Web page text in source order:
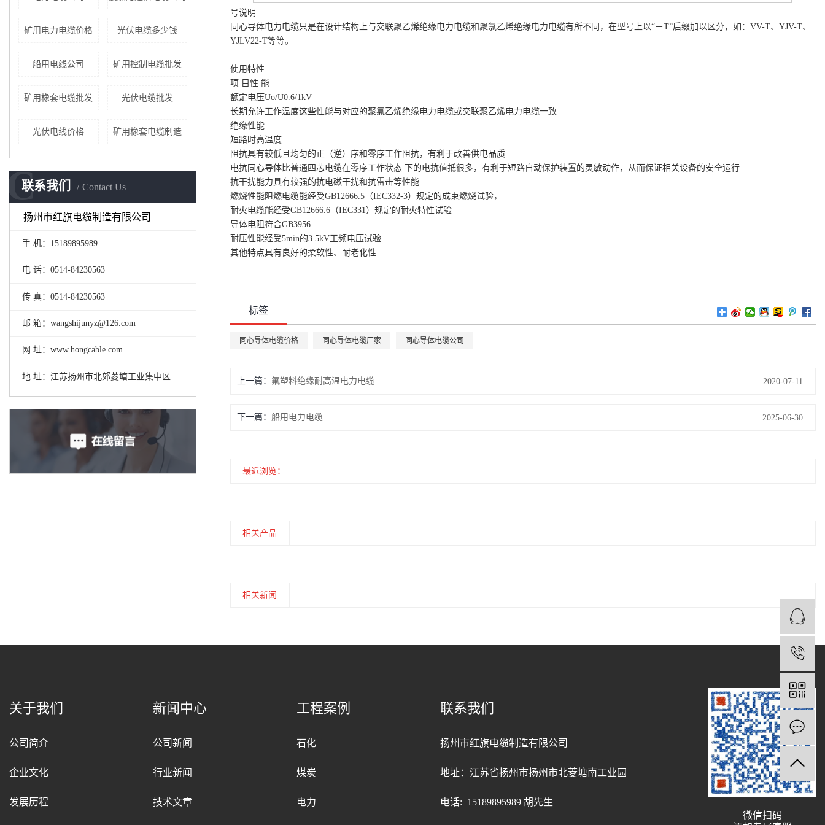
矿用电力电缆价格 光伏电缆多少钱
船用电线公司 矿用控制电缆批发
矿用橡套电缆批发 光伏电缆批发
光伏电线价格 矿用橡套电缆制造
联系我们 Contact Us
C
扬州市红旗电缆制造有限公司
手 机：15189895989
电 话：0514-84230563
传 真：0514-84230563
邮 箱：wangshijunyz@126.com
网 址：www.hongcable.com
地 址：江苏扬州市北郊菱塘工业集中区
号说明
同心导体电力电缆只是在设计结构上与交联聚乙烯绝缘电力电缆和聚氯乙烯绝缘电力电缆有所不同，在型号上以“－T”后缀加以区分，如：VV-T、YJV-T、
YJLV22-T等等。
使用特性
项 目 性 能
额定电压Uo/U0.6/1kV
长期允许工作温度这些性能与对应的聚氯乙烯绝缘电力电缆或交联聚乙烯电力电缆一致
绝缘性能
短路时高温度
阻抗具有较低且均匀的正（逆）序和零序工作阻抗，有利于改善供电品质
电抗同心导体比普通四芯电缆在零序工作状态 下的电抗值抵很多，有利于短路自动保护装置的灵敏动作，从而保证相关设备的安全运行
抗干扰能力具有较强的抗电磁干扰和抗雷击等性能
燃烧性能阻燃电缆能经受GB12666.5（IEC332-3）规定的成束燃烧试验，
耐火电缆能经受GB12666.6（IEC331）规定的耐火特性试验
导体电阻符合GB3956
耐压性能经受5min的3.5kV工频电压试验
其他特点具有良好的柔软性、耐老化性
标签
同心导体电缆价格 同心导体电缆厂家 同心导体电缆公司
上一篇： 氟塑料绝缘耐高温电力电缆 2020-07-11
下一篇： 船用电力电缆 2025-06-30
最近浏览：
相关产品
相关新闻
关于我们
公司简介
企业文化
发展历程
新闻中心
公司新闻
行业新闻
技术文章
工程案例
石化
煤炭
电力
联系我们
扬州市红旗电缆制造有限公司
地址：江苏省扬州市扬州市北菱塘南工业园
电话: 15189895989 胡先生
微信扫码